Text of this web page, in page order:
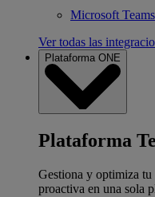
Microsoft Teams
Ver todas las
Plataforma ONE
Plataforma
Gestiona y optimiza
proactiva en una sola